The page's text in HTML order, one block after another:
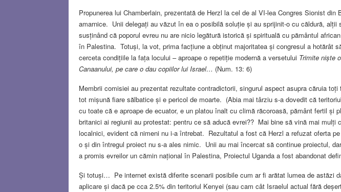
Propunerea lui Chamberlain, prezentată de Herzl la cel de al VI-lea Congres Sionist
amarnice. Unii delegați au văzut în ea o posibilă soluție și au sprijinit-o cu căldură, alții
susținând că poporul evreu nu are nicio legătură istorică și spirituală cu pământul
în Palestina. Totuși, la vot, prima facțiune a obținut majoritatea și congresul a hotărât
cerceta condițiile la fața locului – aproape o repetiție modernă a versetului Trimite niște
Canaanului, pe care o dau copiilor lui Israel… (Num. 13: 6)
Membrii comisiei au prezentat rezultate contradictorii, singurul aspect asupra căruia
tot mișună fiare sălbatice și e pericol de moarte. (Abia mai târziu s-a dovedit că
cu toate că e aproape de ecuator, e un platou înalt cu climă răcoroasă, pământ fertil și
britanici ai regiunii au protestat: pentru ce să aducă evrei?? Mai bine să vină mai
localnici, evident că nimeni nu i-a întrebat. Rezultatul a fost că Herzl a refuzat oferta
o și din întregul proiect nu s-a ales nimic. Unii au mai încercat să continue proiectul,
a promis evreilor un cămin național în Palestina, Proiectul Uganda a fost abandonat
Și totuși… Pe internet există diferite scenarii posibile cum ar fi arătat lumea de astăzi
aplicare și dacă pe cca 2.5% din teritoriul Kenyei (sau cam cât Israelul actual fără